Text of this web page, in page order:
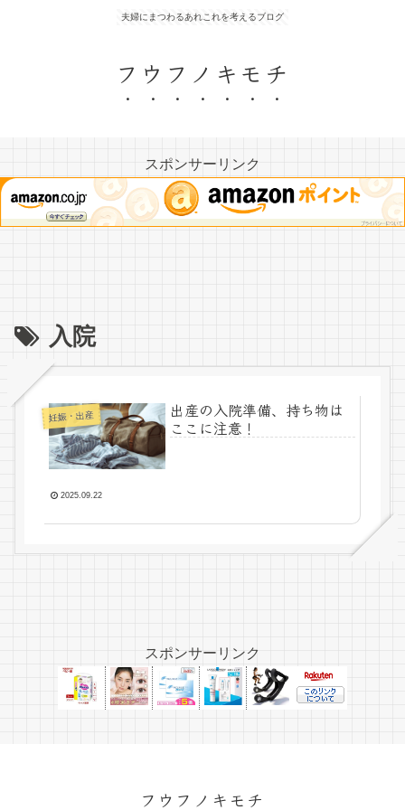
夫婦にまつわるあれこれを考えるブログ
フウフノキモチ
スポンサーリンク
入院
妊娠・出産
出産の入院準備、持ち物は
ここに注意！
2025.09.22
スポンサーリンク
フウフノキモチ